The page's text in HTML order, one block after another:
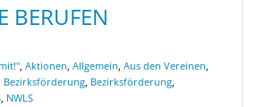
BERUFEN
Aktionen Allgemein Aus den Vereinen
Bezirksförderung Bezirksförderung
NWLS